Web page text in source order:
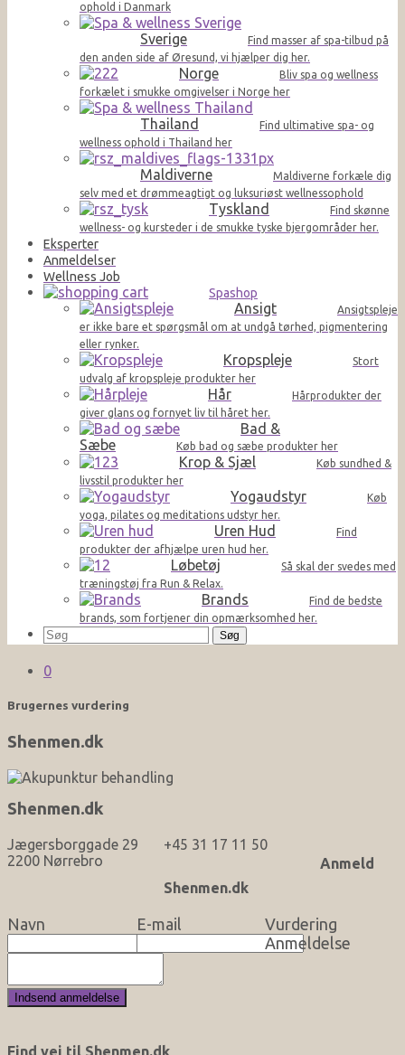
ophold i Danmark
Sverige
Find masser af spa-tilbud på
den anden side af Øresund, vi hjælper dig her.
Norge
Bliv spa og wellness
forkælet i smukke omgivelser i Norge her
Thailand
Find ultimative spa- og
wellness ophold i Thailand her
Maldiverne
Maldiverne forkæle dig
selv med et drømmeagtigt og luksuriøst wellnessophold
Tyskland
Find skønne
wellness- og kursteder i de smukke tyske bjergområder her.
Eksperter
Anmeldelser
Wellness Job
Spashop
Ansigt
Ansigtspleje
er ikke bare et spørgsmål om at undgå tørhed, pigmentering
eller rynker.
Kropspleje
Stort
udvalg af kropspleje produkter her
Hår
Hårprodukter der
giver glans og fornyet liv til håret her.
Bad &
Sæbe
Køb bad og sæbe produkter her
Krop & Sjæl
Køb sundhed &
livsstil produkter her
Yogaudstyr
Køb
yoga, pilates og meditations udstyr her.
Uren Hud
Find
produkter der afhjælpe uren hud her.
Løbetøj
Så skal der svedes med
træningstøj fra Run & Relax.
Brands
Find de bedste
brands, som fortjener din opmærksomhed her.
Søg
efter:
0
Brugernes vurdering
Shenmen.dk
Shenmen.dk
Jægersborggade 29
2200 Nørrebro
+45 31 17 11 50
Anmeld
Shenmen.dk
Navn E-mail
Vurdering
Anmeldelse
Find vej til Shenmen.dk